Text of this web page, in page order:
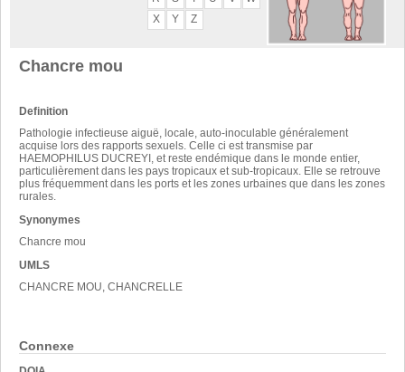
X
Y Z
Connexe
Chancre mou
Definition
Pathologie infectieuse aiguë, locale, auto-inoculable généralement
acquise lors des rapports sexuels. Celle ci est transmise par
HAEMOPHILUS DUCREYI, et reste endémique dans le monde entier,
particulièrement dans les pays tropicaux et sub-tropicaux. Elle se retrouve
plus fréquemment dans les ports et les zones urbaines que dans les zones
rurales.
Synonymes
Chancre mou
UMLS
CHANCRE MOU, CHANCRELLE